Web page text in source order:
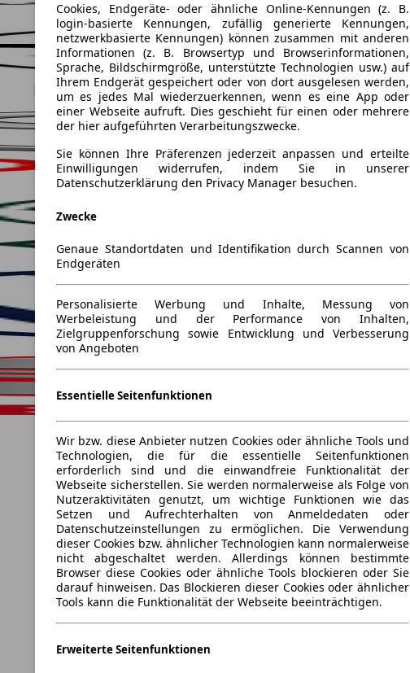
Cookies, Endgeräte- oder ähnliche Online-Kennungen (z. B.
login-basierte Kennungen, zufällig generierte Kennungen,
netzwerkbasierte Kennungen) können zusammen mit anderen
Informationen (z. B. Browsertyp und Browserinformationen,
Sprache, Bildschirmgröße, unterstützte Technologien usw.) auf
Ihrem Endgerät gespeichert oder von dort ausgelesen werden,
um es jedes Mal wiederzuerkennen, wenn es eine App oder
einer Webseite aufruft. Dies geschieht für einen oder mehrere
der hier aufgeführten Verarbeitungszwecke.
Sie können Ihre Präferenzen jederzeit anpassen und erteilte
Einwilligungen widerrufen, indem Sie in unserer
Datenschutzerklärung den Privacy Manager besuchen.
Zwecke
Genaue Standortdaten und Identifikation durch Scannen von
Endgeräten
Personalisierte Werbung und Inhalte, Messung von
Werbeleistung und der Performance von Inhalten,
Zielgruppenforschung sowie Entwicklung und Verbesserung
von Angeboten
Essentielle Seitenfunktionen
Wir bzw. diese Anbieter nutzen Cookies oder ähnliche Tools und
Technologien, die für die essentielle Seitenfunktionen
erforderlich sind und die einwandfreie Funktionalität der
Webseite sicherstellen. Sie werden normalerweise als Folge von
Nutzeraktivitäten genutzt, um wichtige Funktionen wie das
Setzen und Aufrechterhalten von Anmeldedaten oder
Datenschutzeinstellungen zu ermöglichen. Die Verwendung
dieser Cookies bzw. ähnlicher Technologien kann normalerweise
nicht abgeschaltet werden. Allerdings können bestimmte
Browser diese Cookies oder ähnliche Tools blockieren oder Sie
darauf hinweisen. Das Blockieren dieser Cookies oder ähnlicher
Tools kann die Funktionalität der Webseite beeinträchtigen.
Erweiterte Seitenfunktionen